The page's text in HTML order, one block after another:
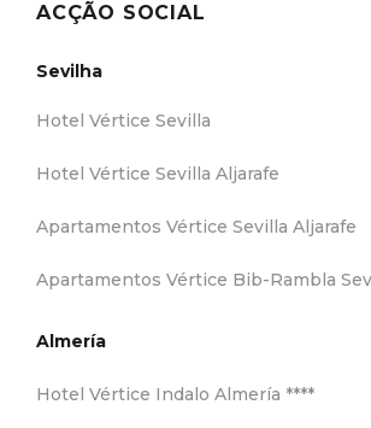
ACÇÃO SOCIAL
Sevilha
Hotel Vértice Sevilla
Hotel Vértice Sevilla Aljarafe
Apartamentos Vértice Sevilla Aljarafe
Apartamentos Vértice Bib-Rambla
Almería
Hotel Vértice Indalo Almería ****